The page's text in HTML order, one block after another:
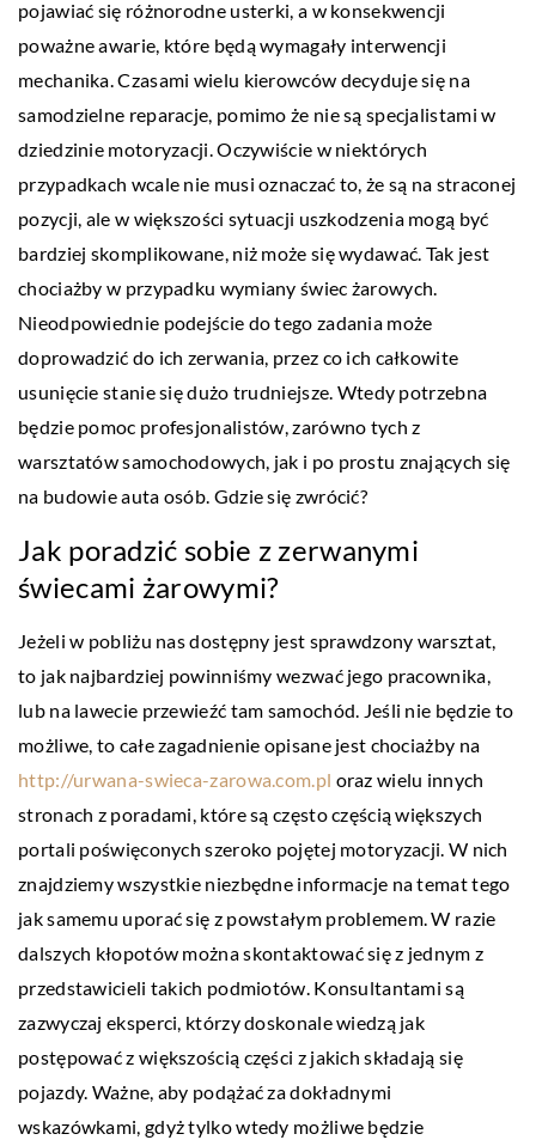
pojawiać się różnorodne usterki, a w konsekwencji
poważne awarie, które będą wymagały interwencji
mechanika. Czasami wielu kierowców decyduje się na
samodzielne reparacje, pomimo że nie są specjalistami w
dziedzinie motoryzacji. Oczywiście w niektórych
przypadkach wcale nie musi oznaczać to, że są na straconej
pozycji, ale w większości sytuacji uszkodzenia mogą być
bardziej skomplikowane, niż może się wydawać. Tak jest
chociażby w przypadku wymiany świec żarowych.
Nieodpowiednie podejście do tego zadania może
doprowadzić do ich zerwania, przez co ich całkowite
usunięcie stanie się dużo trudniejsze. Wtedy potrzebna
będzie pomoc profesjonalistów, zarówno tych z
warsztatów samochodowych, jak i po prostu znających się
na budowie auta osób. Gdzie się zwrócić?
Jak poradzić sobie z zerwanymi
świecami żarowymi?
Jeżeli w pobliżu nas dostępny jest sprawdzony warsztat,
to jak najbardziej powinniśmy wezwać jego pracownika,
lub na lawecie przewieźć tam samochód. Jeśli nie będzie to
możliwe, to całe zagadnienie opisane jest chociażby na
http://urwana-swieca-zarowa.com.pl oraz wielu innych
stronach z poradami, które są często częścią większych
portali poświęconych szeroko pojętej motoryzacji. W nich
znajdziemy wszystkie niezbędne informacje na temat tego
jak samemu uporać się z powstałym problemem. W razie
dalszych kłopotów można skontaktować się z jednym z
przedstawicieli takich podmiotów. Konsultantami są
zazwyczaj eksperci, którzy doskonale wiedzą jak
postępować z większością części z jakich składają się
pojazdy. Ważne, aby podążać za dokładnymi
wskazówkami, gdyż tylko wtedy możliwe będzie